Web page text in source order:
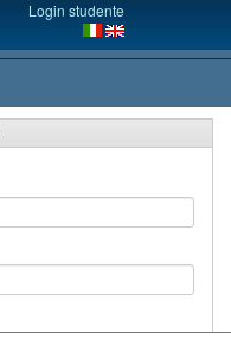
Login studente